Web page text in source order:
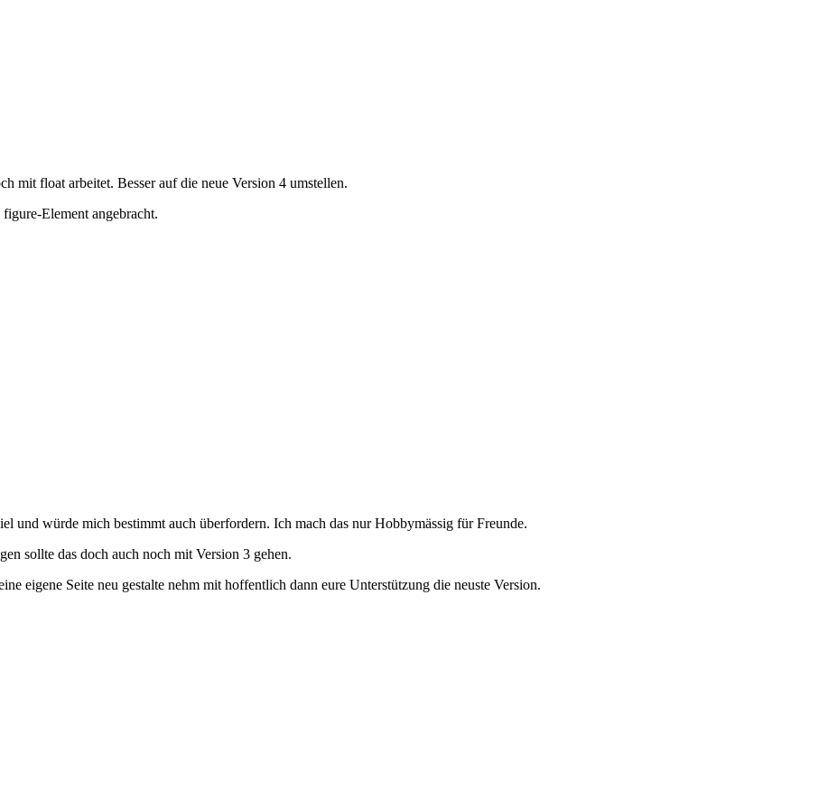
mit float arbeitet. Besser auf die neue Version 4 umstellen.
Element angebracht.
und würde mich bestimmt auch überfordern. Ich mach das nur Hobbymässig für Freunde.
sollte das doch auch noch mit Version 3 gehen.
eigene Seite neu gestalte nehm mit hoffentlich dann eure Unterstützung die neuste Version.